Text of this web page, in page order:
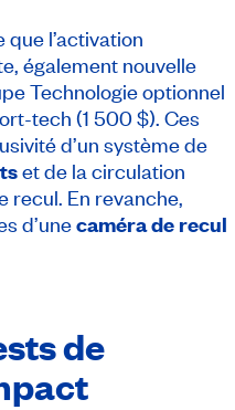
l’activation
également nouvelle
Technologie optionnel
tech (1 500 $). Ces
d’un système de
et de la circulation
En revanche,
d’unecaméra de recul
de